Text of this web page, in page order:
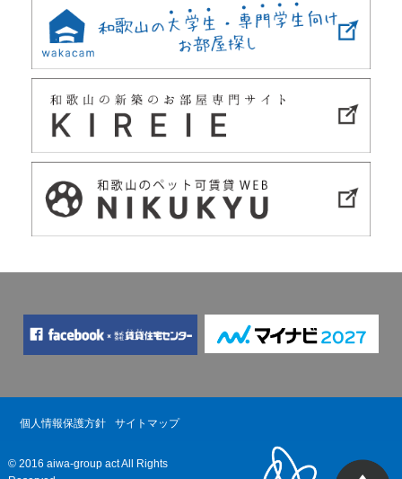
個人情報保護方針 サイトマップ
© 2016 aiwa-group act All Rights